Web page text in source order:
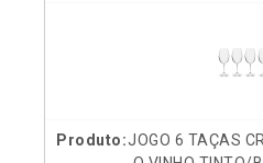
JOGO 6 TAÇAS